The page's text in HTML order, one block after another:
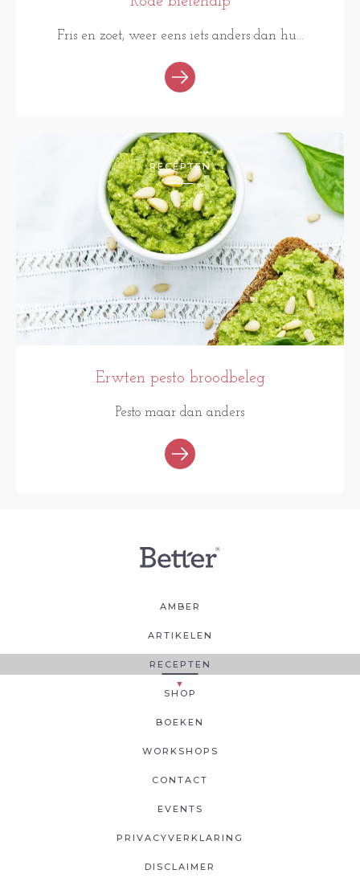
Fris en zoet, weer eens iets anders dan hu...
RECEPTEN
Erwten pesto broodbeleg
Pesto maar dan anders
AMBER
ARTIKELEN
RECEPTEN
SHOP
BOEKEN
WORKSHOPS
CONTACT
EVENTS
PRIVACYVERKLARING
DISCLAIMER